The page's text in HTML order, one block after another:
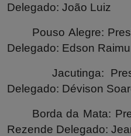
Delegado: João Luiz
Pouso Alegre:
Delegado: Edson
Jacutinga:
Delegado: Dévison
Borda da Mata:
Rezende Delegado: